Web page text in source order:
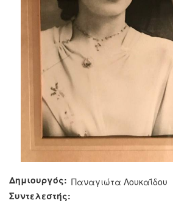
Δημιουργός: Παναγιώτα Λουκαΐδου
Συντελεστής: